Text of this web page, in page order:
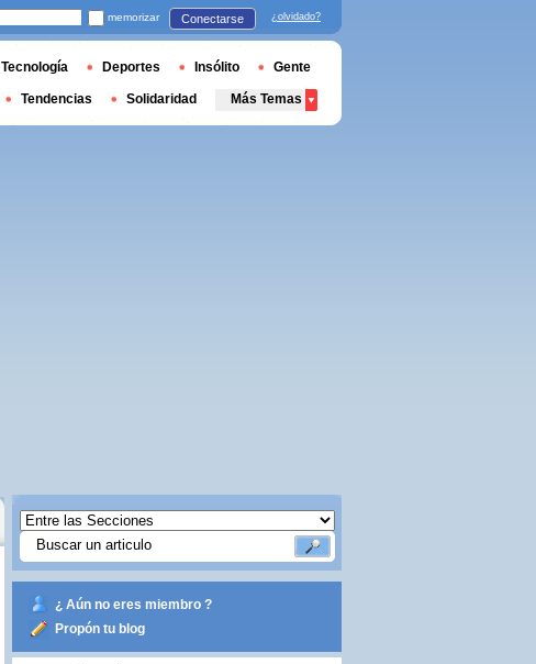
¿ Aún no eres miembro ?
Propón tu blog
memorizar Conectarse ¿olvidado?
Tecnología Deportes Insólito Gente
Tendencias Solidaridad Más Temas